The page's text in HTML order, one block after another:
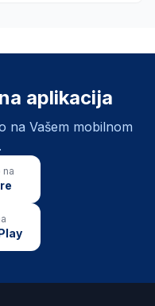
aplikacija
na Vašem mobilnom
na